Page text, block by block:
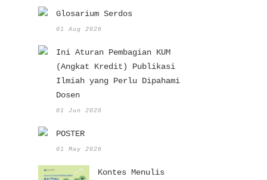
Glosarium Serdos
01 Aug 2026
Ini Aturan Pembagian KUM
(Angkat Kredit) Publikasi
Ilmiah yang Perlu Dipahami
Dosen
01 Jun 2026
POSTER
01 May 2026
Kontes Menulis